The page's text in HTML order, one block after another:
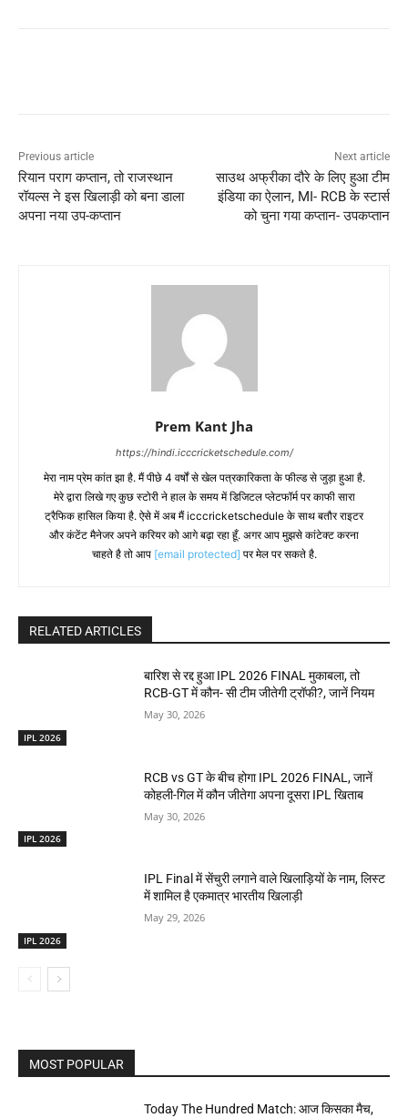
Previous article
रियान पराग कप्तान, तो राजस्थान
रॉयल्स ने इस खिलाड़ी को बना डाला
अपना नया उप-कप्तान
Next article
साउथ अफ्रीका दौरे के लिए हुआ टीम
इंडिया का ऐलान, MI- RCB के स्टार्स
को चुना गया कप्तान- उपकप्तान
Prem Kant Jha
https://hindi.icccricketschedule.com/
मेरा नाम प्रेम कांत झा है. मैं पीछे 4 वर्षों से खेल पत्रकारिकता के फील्ड से जुड़ा हुआ है.
मेरे द्वारा लिखे गए कुछ स्टोरी ने हाल के समय में डिजिटल प्लेटफॉर्म पर काफी सारा
ट्रैफिक हासिल किया है. ऐसे में अब मैं icccricketschedule के साथ बतौर राइटर
और कंटेंट मैनेजर अपने करियर को आगे बढ़ा रहा हूँ. अगर आप मुझसे कांटेक्ट करना
चाहते है तो आप [email protected] पर मेल पर सकते है.
RELATED ARTICLES
IPL 2026
बारिश से रद्द हुआ IPL 2026 FINAL मुकाबला, तो
RCB-GT में कौन- सी टीम जीतेगी ट्रॉफी?, जानें नियम
May 30, 2026
IPL 2026
RCB vs GT के बीच होगा IPL 2026 FINAL, जानें
कोहली-गिल में कौन जीतेगा अपना दूसरा IPL खिताब
May 30, 2026
IPL 2026
IPL Final में सेंचुरी लगाने वाले खिलाड़ियों के नाम, लिस्ट
में शामिल है एकमात्र भारतीय खिलाड़ी
May 29, 2026
MOST POPULAR
Today The Hundred Match: आज किसका मैच,